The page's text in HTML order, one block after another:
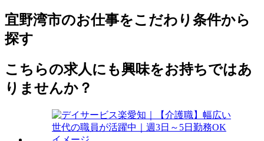
宜野湾市のお仕事をこだわり条件から
探す
こちらの求人にも興味をお持ちではあ
りませんか？